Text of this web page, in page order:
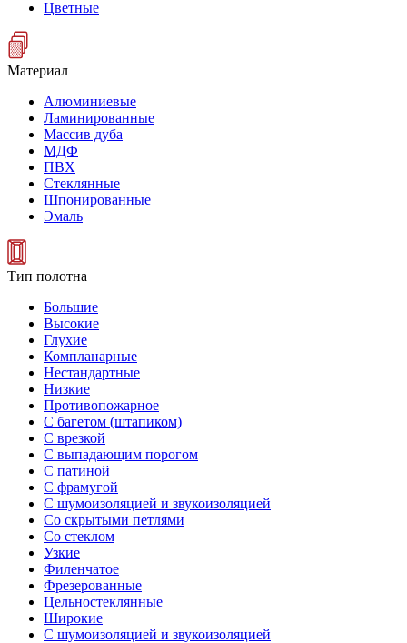
Цветные
Материал
Алюминиевые
Ламинированные
Массив дуба
МДФ
ПВХ
Стеклянные
Шпонированные
Эмаль
Тип полотна
Большие
Высокие
Глухие
Компланарные
Нестандартные
Низкие
Противопожарное
С багетом (штапиком)
С врезкой
С выпадающим порогом
С патиной
С фрамугой
С шумоизоляцией и звукоизоляцией
Со скрытыми петлями
Со стеклом
Узкие
Филенчатое
Фрезерованные
Цельностеклянные
Широкие
С шумоизоляцией и звукоизоляцией